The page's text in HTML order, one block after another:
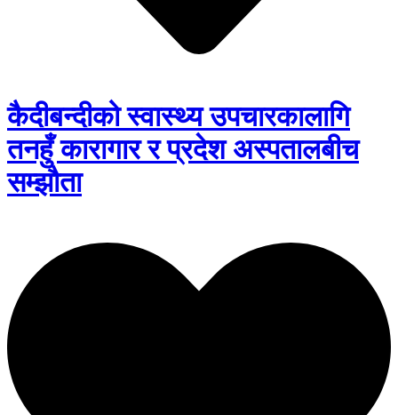
कैदीबन्दीको स्वास्थ्य उपचारकालागि
तनहुँ कारागार र प्रदेश अस्पतालबीच
सम्झौता